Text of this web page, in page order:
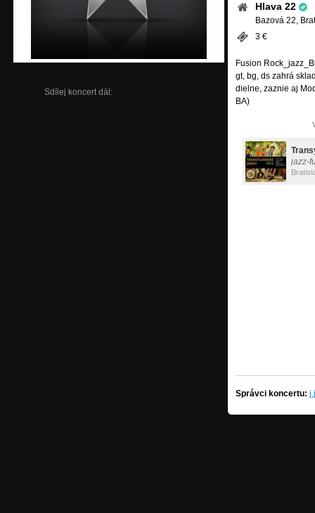
Sdílej koncert dál:
Hlava 22
Bazová 22,
3 €
Fusion
gt, bg, ds zahrá
dielne, zaznie aj
BA)
jazz-
Správci koncertu: